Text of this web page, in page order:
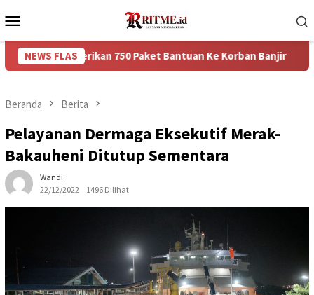
ke
Mobile
NEWS FLAS750 Paket Bantuan Ke Korban Banjir Puncak
Beranda Berita
Pelayanan Dermaga Eksekutif Merak-
Bakauheni Ditutup Sementara
Wandi
22/12/2022
1496 Dilihat